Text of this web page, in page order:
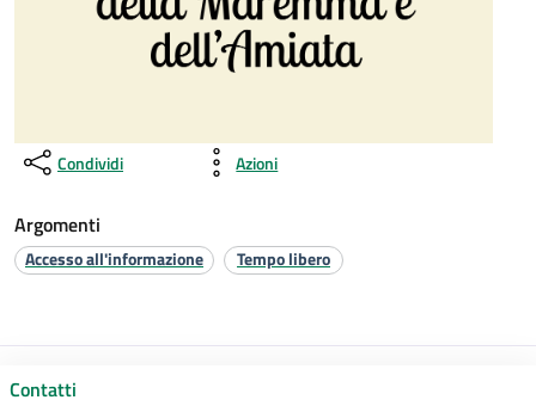
Condividi Azioni
Argomenti
Accesso all'informazione Tempo libero
Contatti